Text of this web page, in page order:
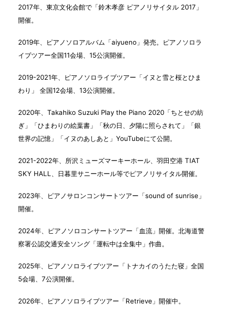
2017年、東京文化会館で「鈴木孝彦 ピアノリサイタル 2017」
開催。
2019年、ピアノソロアルバム「aiyueno」発売。ピアノソロラ
イブツアー全国11会場、15公演開催。
2019-2021年、ピアノソロライブツアー「イヌと雪と桜とひま
わり」 全国12会場、13公演開催。
2020年、Takahiko Suzuki Play the Piano 2020「ちとせの紡
ぎ」「ひまわりの絵葉書」「秋の日、夕陽に照らされて」「銀
世界の記憶」「イヌのあしあと」YouTubeにて公開。
2021-2022年、所沢ミューズマーキーホール、羽田空港 TIAT
SKY HALL、日暮里サニーホール等でピアノリサイタル開催。​
2023年、ピアノサロンコンサートツアー「sound of sunrise」
開催。
2024年、ピアノソロコンサートツアー「血流」開催。北海道警
察署公認交通安全ソング「運転中は全集中」作曲。
2025年、ピアノソロライブツアー「トナカイのうたた寝」全国
5会場、7公演開催。
2026年、ピアノソロライブツアー「Retrieve 」 開催中。